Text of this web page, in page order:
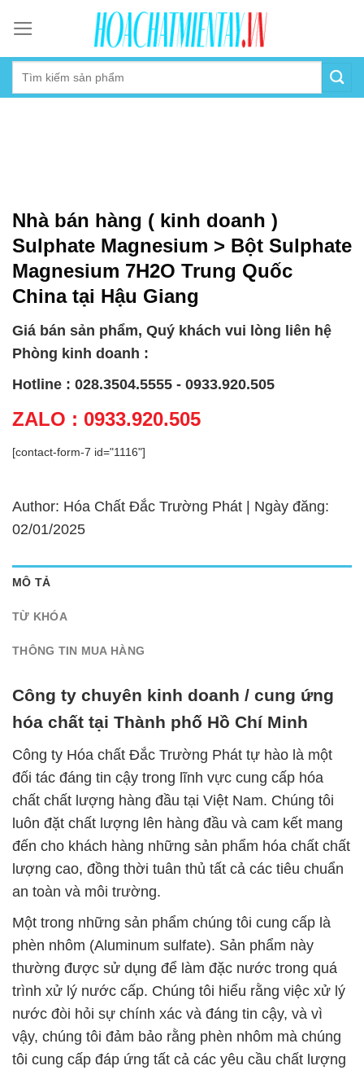
content
Nhà bán hàng ( kinh doanh )
Sulphate Magnesium > Bột Sulphate
Magnesium 7H2O Trung Quốc
China tại Hậu Giang
Giá bán sản phẩm, Quý khách vui lòng liên hệ
Phòng kinh doanh :
Hotline : 028.3504.5555 - 0933.920.505
ZALO : 0933.920.505
[contact-form-7 id="1116"]
Author: Hóa Chất Đắc Trường Phát | Ngày đăng:
02/01/2025
MÔ TẢ
TỪ KHÓA
THÔNG TIN MUA HÀNG
Công ty chuyên kinh doanh / cung ứng
hóa chất tại Thành phố Hồ Chí Minh
Công ty Hóa chất Đắc Trường Phát tự hào là một
đối tác đáng tin cậy trong lĩnh vực cung cấp hóa
chất chất lượng hàng đầu tại Việt Nam. Chúng tôi
luôn đặt chất lượng lên hàng đầu và cam kết mang
đến cho khách hàng những sản phẩm hóa chất chất
lượng cao, đồng thời tuân thủ tất cả các tiêu chuẩn
an toàn và môi trường.
Một trong những sản phẩm chúng tôi cung cấp là
phèn nhôm (Aluminum sulfate). Sản phẩm này
thường được sử dụng để làm đặc nước trong quá
trình xử lý nước cấp. Chúng tôi hiểu rằng việc xử lý
nước đòi hỏi sự chính xác và đáng tin cậy, và vì
vậy, chúng tôi đảm bảo rằng phèn nhôm mà chúng
tôi cung cấp đáp ứng tất cả các yêu cầu chất lượng